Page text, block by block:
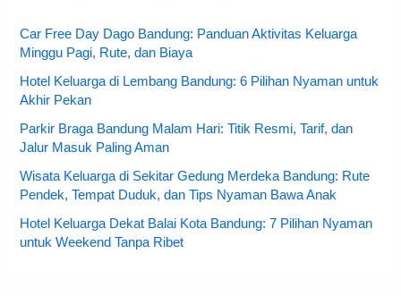
Car Free Day Dago Bandung: Panduan Aktivitas Keluarga
Minggu Pagi, Rute, dan Biaya
Hotel Keluarga di Lembang Bandung: 6 Pilihan Nyaman untuk
Akhir Pekan
Parkir Braga Bandung Malam Hari: Titik Resmi, Tarif, dan
Jalur Masuk Paling Aman
Wisata Keluarga di Sekitar Gedung Merdeka Bandung: Rute
Pendek, Tempat Duduk, dan Tips Nyaman Bawa Anak
Hotel Keluarga Dekat Balai Kota Bandung: 7 Pilihan Nyaman
untuk Weekend Tanpa Ribet